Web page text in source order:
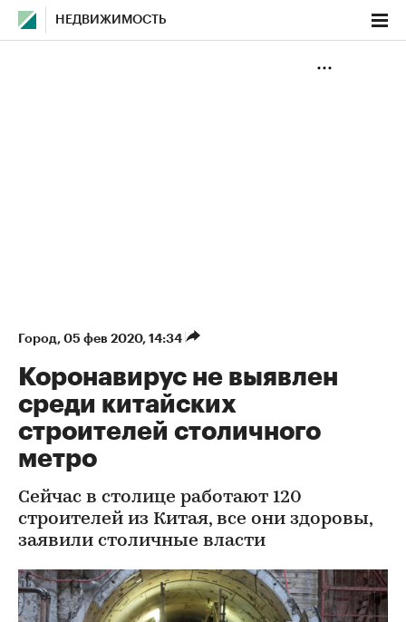
НЕДВИЖИМОСТЬ
Город⁠, 05 фев 2020, 14:34
Коронавирус не выявлен
среди китайских
строителей столичного
метро
Сейчас в столице работают 120
строителей из Китая, все они здоровы,
заявили столичные власти